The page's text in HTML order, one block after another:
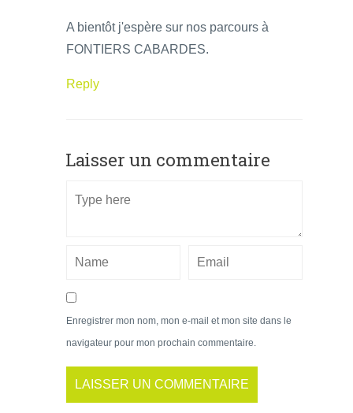
A bientôt j'espère sur nos parcours à
FONTIERS CABARDES.
Reply
Laisser un commentaire
Enregistrer mon nom, mon e-mail et mon site dans le
navigateur pour mon prochain commentaire.